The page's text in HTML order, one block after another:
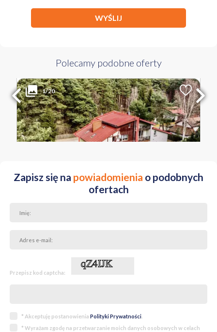
WYŚLIJ
Polecamy podobne oferty
1/20Liczba pokoi
7
Powierzchnia
226 m2
Cena za m2
3 009 PLN
LUBUSKIE wschowski ul. Wrzosowa
Zapisz się na powiadomienia o podobnych
ofertach
Przepisz kod captcha:
* Akceptuję postanowienia Polityki Prywatności.
* Wyrażam zgodę na przetwarzanie moich danych osobowych w celach